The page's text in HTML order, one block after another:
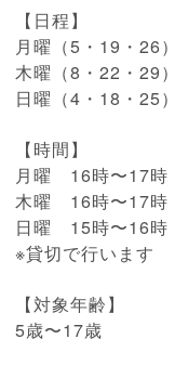
【日程】
月曜（5・19・26）
木曜（8・22・29）
日曜（4・18・25）
【時間】
月曜 16時〜17時
木曜 16時〜17時
日曜 15時〜16時
※貸切で行います
【対象年齢】
5歳〜17歳